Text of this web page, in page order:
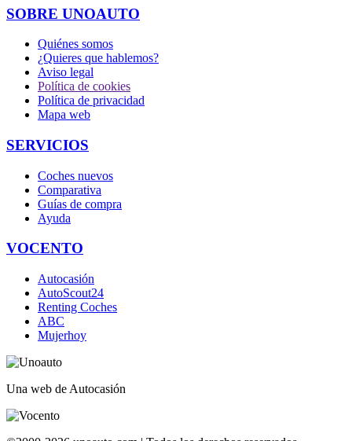
SOBRE UNOAUTO
Quiénes somos
¿Quieres que hablemos?
Aviso legal
Política de cookies
Política de privacidad
Mapa web
SERVICIOS
Coches nuevos
Comparativa
Guías de compra
Ayuda
VOCENTO
Autocasión
AutoScout24
Renting Coches
ABC
Mujerhoy
Una web de Autocasión